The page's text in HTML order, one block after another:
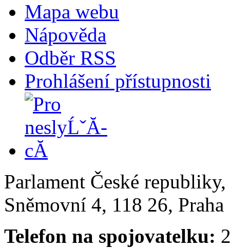
Mapa webu
Nápověda
Odběr RSS
Prohlášení přístupnosti
Parlament České
Sněmovní 4, 118 26,
Telefon na spojovatelku: